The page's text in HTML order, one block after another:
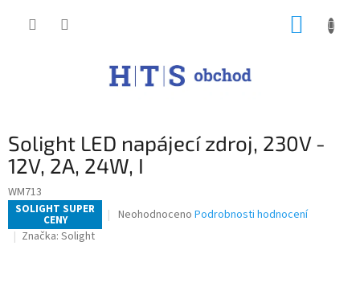
Solight LED napájecí zdroj, 230V -
12V, 2A, 24W, I
WM713
SOLIGHT SUPER
CENY
Průměrné
Neohodnoceno Podrobnosti hodnocení
Značka: Solight